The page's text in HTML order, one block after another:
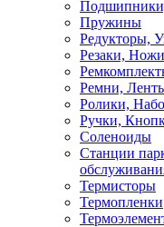
Пружины
Редукторы,
Резаки, Ножи
Ремни,
Ролики,
Ручки,
Соленоиды
Станции
Термисторы
Термопленки